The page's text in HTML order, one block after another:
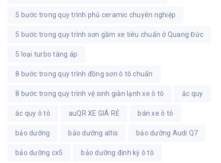
5 bước trong quy trình phủ ceramic chuyên nghiệp
5 bước trong quy trình sơn gầm xe tiêu chuẩn ở Quang Đức
5 loại turbo tăng áp
8 bước trong quy trình đồng sơn ô tô chuẩn
8 bước trong quy trình vệ sinh giàn lạnh xe ô tô ắc quy
ắc quy ô tô auQR XE GIÁ RẺ bán xe ô tô
bảo dưỡng bảo dưỡng altis bảo dưỡng Audi Q7
bảo dưỡng cx5 bảo dưỡng định kỳ ô tô